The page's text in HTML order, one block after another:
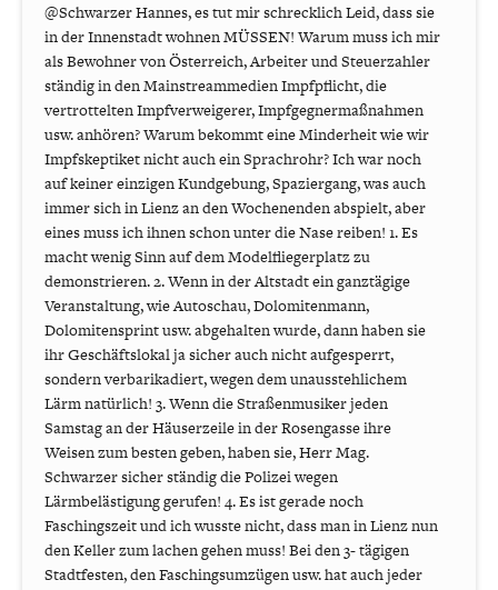
@Schwarzer Hannes, es tut mir schrecklich Leid, dass sie
in der Innenstadt wohnen MÜSSEN! Warum muss ich mir
als Bewohner von Österreich, Arbeiter und Steuerzahler
ständig in den Mainstreammedien Impfpflicht, die
vertrottelten Impfverweigerer, Impfgegnermaßnahmen
usw. anhören? Warum bekommt eine Minderheit wie wir
Impfskeptiket nicht auch ein Sprachrohr? Ich war noch
auf keiner einzigen Kundgebung, Spaziergang, was auch
immer sich in Lienz an den Wochenenden abspielt, aber
eines muss ich ihnen schon unter die Nase reiben! 1. Es
macht wenig Sinn auf dem Modelfliegerplatz zu
demonstrieren. 2. Wenn in der Altstadt ein ganztägige
Veranstaltung, wie Autoschau, Dolomitenmann,
Dolomitensprint usw. abgehalten wurde, dann haben sie
ihr Geschäftslokal ja sicher auch nicht aufgesperrt,
sondern verbarikadiert, wegen dem unausstehlichem
Lärm natürlich! 3. Wenn die Straßenmusiker jeden
Samstag an der Häuserzeile in der Rosengasse ihre
Weisen zum besten geben, haben sie, Herr Mag.
Schwarzer sicher ständig die Polizei wegen
Lärmbelästigung gerufen! 4. Es ist gerade noch
Faschingszeit und ich wusste nicht, dass man in Lienz nun
den Keller zum lachen gehen muss! Bei den 3- tägigen
Stadtfesten, den Faschingsumzügen usw. hat auch jeder